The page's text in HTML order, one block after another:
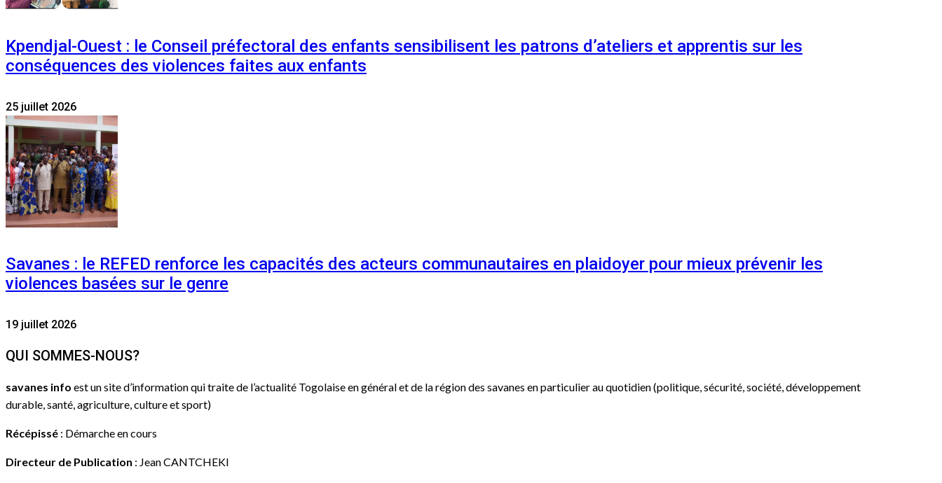
Kpendjal-Ouest : le Conseil préfectoral des enfants sensibilisent les patrons d’ateliers et apprentis sur les
conséquences des violences faites aux enfants
25 juillet 2026
Savanes : le REFED renforce les capacités des acteurs communautaires en plaidoyer pour mieux prévenir les
violences basées sur le genre
19 juillet 2026
QUI SOMMES-NOUS?
savanes info est un site d’information qui traite de l’actualité Togolaise en général et de la région des savanes en particulier au quotidien (politique, sécurité, société, développement
durable, santé, agriculture, culture et sport)
Récépissé : Démarche en cours
Directeur de Publication : Jean CANTCHEKI